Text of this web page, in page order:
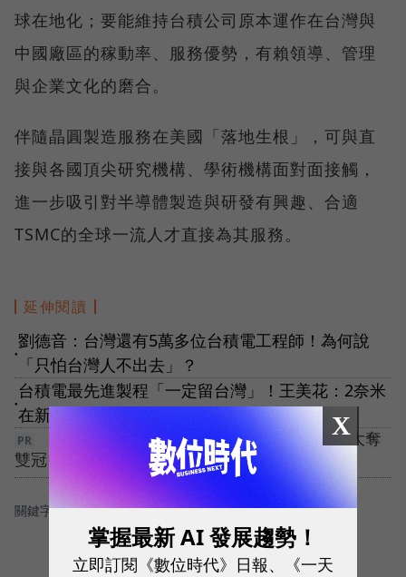
球在地化；要能維持台積公司原本運作在台灣與
中國廠區的稼動率、服務優勢，有賴領導、管理
與企業文化的磨合。
伴隨晶圓製造服務在美國「落地生根」，可與直
接與各國頂尖研究機構、學術機構面對面接觸，
進一步吸引對半導體製造與研發有興趣、合適
TSMC的全球一流人才直接為其服務。
延伸閱讀
●
劉德音：台灣還有5萬多位台積電工程師！為何說
「只怕台灣人不出去」？
●
台積電最先進製程「一定留台灣」！王美花：2奈米
在新竹，1奈米土地準備中
【5G 競局新解】告別極速迷思！ 台灣大哥大奪
雙冠，重定義「好網路」
關鍵字： ＃台積電（tsmc）
X
掌握最新 AI 發展趨勢！
立即訂閱《數位時代》日報、《一天